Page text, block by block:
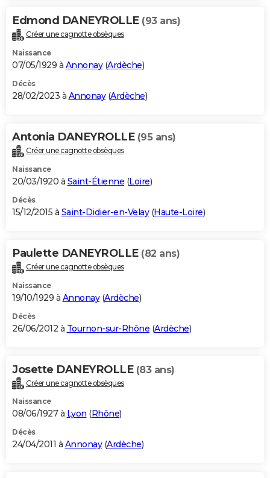
Carte de Noël
Carte Bonne année
Carte Saint-Valentin
Carte Pâques
Carte d'anniversaire
DICTIONNAIRE
Dictionnaire
Biographies
Citations
Expressions
Proverbes
PROGRAMME TV
S'inscrire
Se connecter
Lycées
Collèges
Primaires
Universités
Entreprises
Service militaire
Avis de recherche
AVIS DE DÉCÈS
Bricolage
Lifestyle
Culture
Sport
Auto
Television
Voyage
Cinema
Edmond DANEYROLLE (93 ans)
Créer une cagnotte obsèques
Naissance
07/05/1929 à Annonay(Ardèche)
Décès
28/02/2023 à Annonay(Ardèche)
Antonia DANEYROLLE (95 ans)
Créer une cagnotte obsèques
Naissance
20/03/1920 à Saint-Étienne (Loire)
Décès
15/12/2015 à Saint-Didier-en-Velay(Haute-Loire)
Paulette DANEYROLLE (82 ans)
Créer une cagnotte obsèques
Naissance
19/10/1929 à Annonay(Ardèche)
Décès
26/06/2012 à Tournon-sur-Rhône (Ardèche)
Josette DANEYROLLE (83 ans)
Créer une cagnotte obsèques
Naissance
08/06/1927 à Lyon (Rhône)
Décès
24/04/2011 à Annonay(Ardèche)